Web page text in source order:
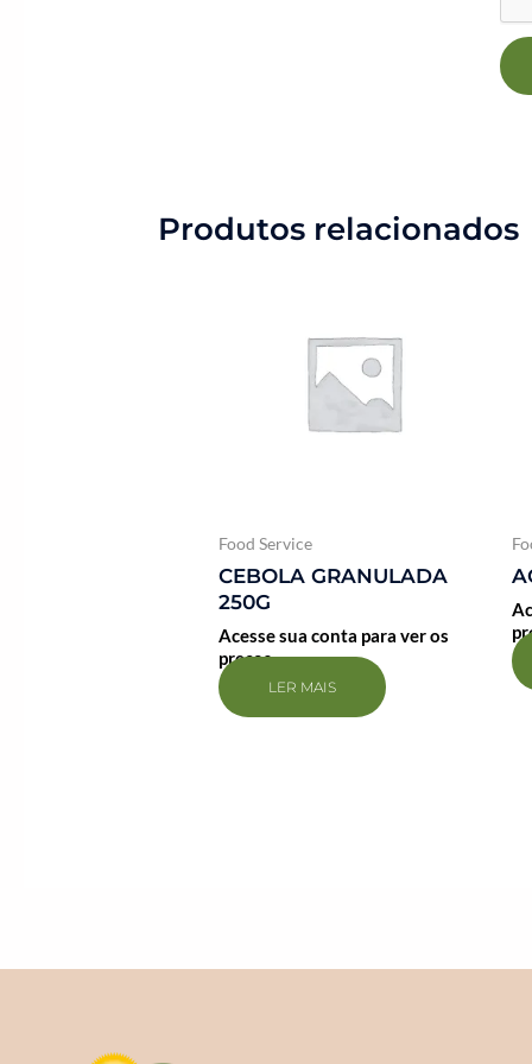
Produtos relacionados
Food Service
CEBOLA GRANULADA
250G
Acesse sua conta para ver os
preços
LER MAIS